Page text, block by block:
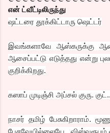
என் ட்வீட்டிலிருந்து
ஷட்டரை தூக்கிட்டாரு ஷெட்டர்
இவங்களாவே ஆஸ்கருக்கு
ஆசைப்பட்டு எடுத்தது என்று
குறிக்கிறது.
கஸாப் முடிஞ்சி அப்சல் குரு. குட்..
நாசர் தமிழ் பேசுகிறாராம்.
பேசவேயில்லையே.. விஸ்வரூபம்